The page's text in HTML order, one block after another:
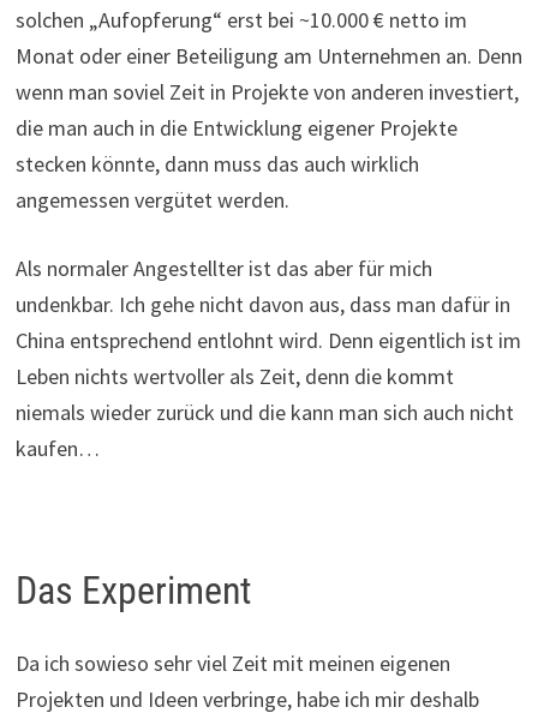
solchen „Aufopferung“ erst bei ~10.000 € netto im
Monat oder einer Beteiligung am Unternehmen an. Denn
wenn man soviel Zeit in Projekte von anderen investiert,
die man auch in die Entwicklung eigener Projekte
stecken könnte, dann muss das auch wirklich
angemessen vergütet werden.
Als normaler Angestellter ist das aber für mich
undenkbar. Ich gehe nicht davon aus, dass man dafür in
China entsprechend entlohnt wird. Denn eigentlich ist im
Leben nichts wertvoller als Zeit, denn die kommt
niemals wieder zurück und die kann man sich auch nicht
kaufen…
Das Experiment
Da ich sowieso sehr viel Zeit mit meinen eigenen
Projekten und Ideen verbringe, habe ich mir deshalb